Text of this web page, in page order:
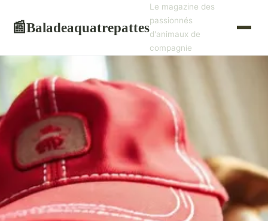
📰Baladeaquatrepattes
Le magazine des
passionnés
d'animaux de
compagnie